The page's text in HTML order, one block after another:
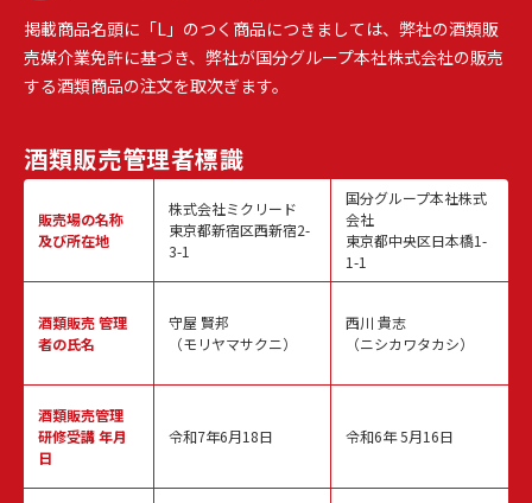
掲載商品名頭に「L」のつく商品につきましては、弊社の酒類販
売媒介業免許に基づき、弊社が国分グループ本社株式会社の販売
する酒類商品の注文を取次ぎます。
酒類販売管理者標識
販売場の名称
及び所在地
酒類販売管理
者の氏名
酒類販売管理
研修受講 年月
日
株式会社ミクリード
東京都新宿区西新宿2-
3-1
守屋 賢邦
（モリヤマサクニ）
令和7年6月18日
国分グループ本社株式
会社
東京都中央区日本橋1-
1-1
西川 貴志
（ニシカワタカシ）
令和6年 5月16日